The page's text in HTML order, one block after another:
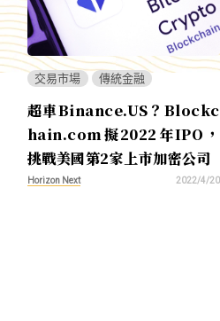
交易市場 傳統金融
超車Binance​.US？Blockc
hain​.com擬2022年IPO，
挑戰美國第2家上市加密公司
Horizon Next 2022/4/20